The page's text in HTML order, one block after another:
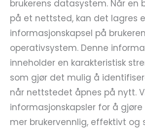
brukerens datasystem. Når en
på et nettsted, kan det lagres
informasjonskapsel på
operativsystem. Denne
inneholder en karakteristisk
som gjør det mulig å
når nettstedet åpnes på nytt.
informasjonskapsler for å
mer brukervennlig, effektivt og